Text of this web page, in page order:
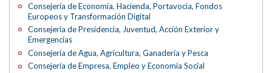
Consejería de Economía, Hacienda, Portavocía, Fondos
Europeos y Transformación Digital
Consejería de Presidencia, Juventud, Acción Exterior y
Emergencias
Consejería de Agua, Agricultura, Ganadería y Pesca
Consejería de Empresa, Empleo y Economía Social